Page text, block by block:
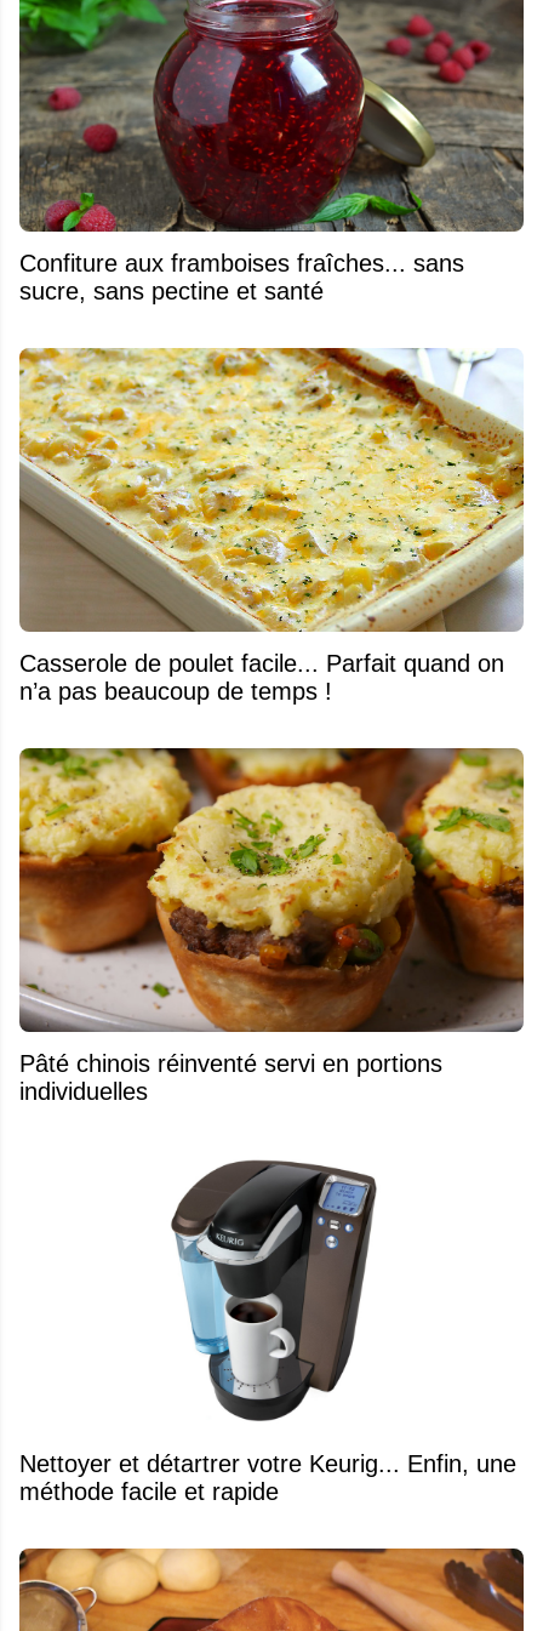
Confiture aux framboises fraîches... sans
sucre, sans pectine et santé
Casserole de poulet facile... Parfait quand on
n’a pas beaucoup de temps !
Pâté chinois réinventé servi en portions
individuelles
Nettoyer et détartrer votre Keurig... Enfin, une
méthode facile et rapide